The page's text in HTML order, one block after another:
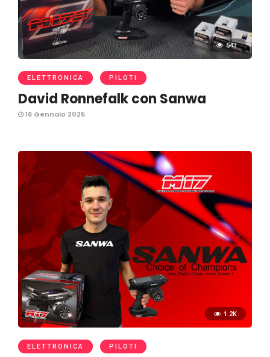
543
ELETTRONICA PILOTI
David Ronnefalk con Sanwa
16 Gennaio 2025
1.2K
ELETTRONICA PILOTI